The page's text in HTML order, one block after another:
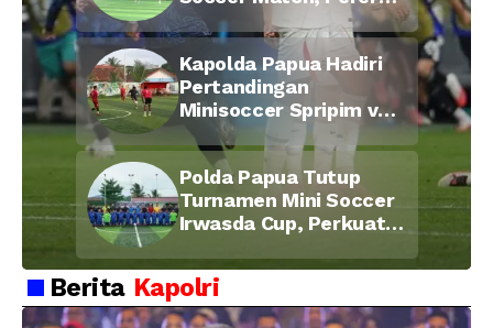
Kebersamaan Personel
di Bulan Ramadan
Kapolda Papua Hadiri
Pertandingan
Minisoccer Spripim vs
Bid Propam, Pererat
Soliditas dan
Kebersamaan Personel
Polda Papua Tutup
Turnamen Mini Soccer
Irwasda Cup, Perkuat
Kebersamaan Personel
Berita Kapolri